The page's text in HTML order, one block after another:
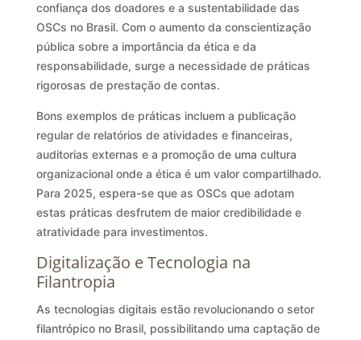
confiança dos doadores e a sustentabilidade das
OSCs no Brasil. Com o aumento da conscientização
pública sobre a importância da ética e da
responsabilidade, surge a necessidade de práticas
rigorosas de prestação de contas.
Bons exemplos de práticas incluem a publicação
regular de relatórios de atividades e financeiras,
auditorias externas e a promoção de uma cultura
organizacional onde a ética é um valor compartilhado.
Para 2025, espera-se que as OSCs que adotam
estas práticas desfrutem de maior credibilidade e
atratividade para investimentos.
Digitalização e Tecnologia na
Filantropia
As tecnologias digitais estão revolucionando o setor
filantrópico no Brasil, possibilitando uma captação de